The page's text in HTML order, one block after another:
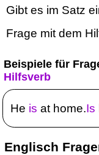
Gibt es im Satz
Frage mit dem
Beispiele für
Hilfsverb
He is at home.Is
Englisch